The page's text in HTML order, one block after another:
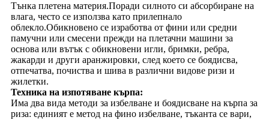
Тънка плетена материя.Поради силното си абсорбиране на
влага, често се използва като прилепнало
облекло.Обикновено се изработва от фини или средни
памучни или смесени прежди на плетачни машини за
основа или вътък с обикновени игли, бримки, ребра,
жакарди и други аранжировки, след което се боядисва,
отпечатва, почиства и шива в различни видове ризи и
жилетки.
Техника на изпотяване кърпа:
Има два вида методи за избелване и боядисване на кърпа за
риза: единият е метод на фино избелване, тъканта се вари,